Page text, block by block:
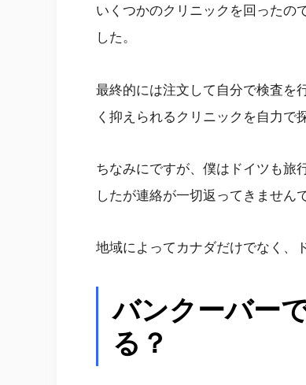
いくつかのクリニックを回ったの
した。
最終的には注文して自分で検査を
く抑えられるクリニックを自力で
ちなみにですが、僕はドイツも旅
したが連絡が一切返ってきません
地域によってカナダだけでなく、
バンクーバー
る？